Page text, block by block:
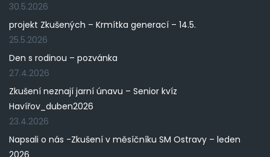
30.5.2026
projekt Zkušených – Krmítka generací – 14.5.
25.5.2026
Den s rodinou – pozvánka
27.4.2026
Zkušení neznají jarní únavu – Senior kvíz
Havířov_duben2026
23.4.2026
Napsali o nás -Zkušení v měsíčníku SM Ostravy – leden